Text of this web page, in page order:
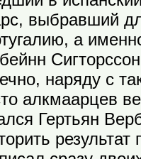
выбравший
а
наряду с
алкмаарцев
Гертьян